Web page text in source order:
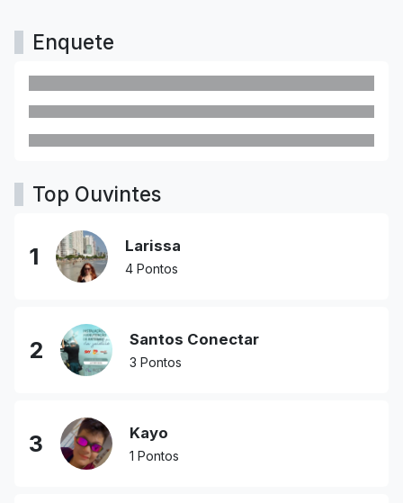
Enquete
Top Ouvintes
1 Larissa
4 Pontos
2 Santos Conectar
3 Pontos
3 Kayo
1 Pontos